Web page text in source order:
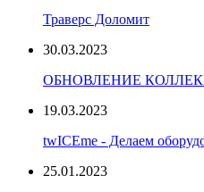
Траверс Доломит
30.03.2023
ОБНОВЛЕНИЕ
19.03.2023
twICEme - Делаем
25.01.2023